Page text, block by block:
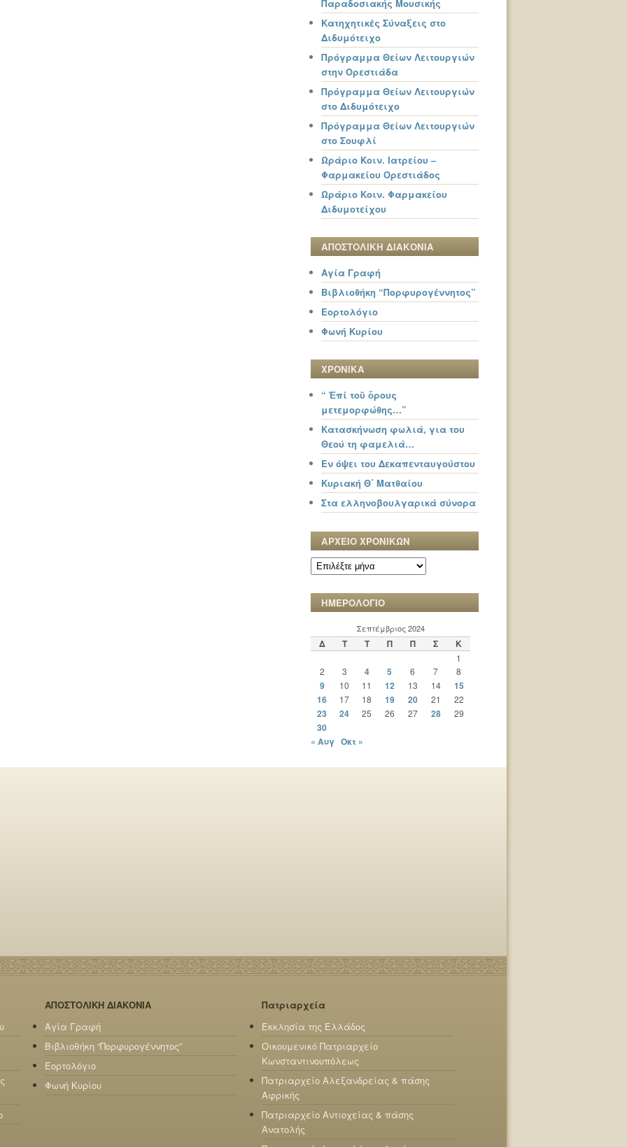
Παραδοσιακής Μουσικής
Κατηχητικές Σύναξεις στο
Διδυμότειχο
Πρόγραμμα Θείων Λειτουργιών
στην Ορεστιάδα
Πρόγραμμα Θείων Λειτουργιών
στο Διδυμότειχο
Πρόγραμμα Θείων Λειτουργιών
στο Σουφλί
Ωράριο Κοιν. Ιατρείου –
Φαρμακείου Ορεστιάδος
Ωράριο Κοιν. Φαρμακείου
Διδυμοτείχου
ΑΠΟΣΤΟΛΙΚΗ ΔΙΑΚΟΝΙΑ
Αγία Γραφή
Βιβλιοθήκη “Πορφυρογέννητος”
Εορτολόγιο
Φωνή Κυρίου
ΧΡΟΝΙΚΑ
“ Ἐπί τοῦ ὄρους
μετεμορφώθης…”
Κατασκήνωση φωλιά, για του
Θεού τη φαμελιά…
Εν όψει του Δεκαπενταυγούστου
Κυριακή Θ΄ Ματθαίου
Στα ελληνοβουλγαρικά σύνορα
ΑΡΧΕΙΟ ΧΡΟΝΙΚΩΝ
ΑΡΧΕΙΟ
ΧΡΟΝΙΚΩΝ
ΗΜΕΡΟΛΟΓΙΟ
Σεπτέμβριος 2024
Δ Τ Τ Π Π Σ Κ
1
2
3 4 5 6 7 8
9 10 11 12 13 14
15
16
17 18 19 20 21 22
23 24 25 26 27 28 29
30
« Αυγ Οκτ »
ΑΠΟΣΤΟΛΙΚΗ ΔΙΑΚΟΝΙΑ
Αγία Γραφή
Βιβλιοθήκη “Πορφυρογέννητος”
Εορτολόγιο
Φωνή Κυρίου
Πατριαρχεία
Εκκλησία της Ελλάδος
Οικουμενικό Πατριαρχείο
Κωνσταντινουπόλεως
Πατριαρχείο Αλεξανδρείας & πάσης
Αφρικής
Πατριαρχείο Αντιοχείας & πάσης
Ανατολής